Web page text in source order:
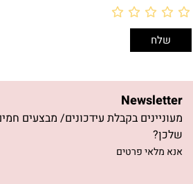
Newsletter
מעוניינים בקבלת עידכונים/ מבצעים
שלכן?
אנא מלאי פרטים